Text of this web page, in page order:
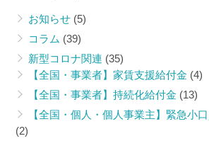
国・事
業者】
持続化
給付金
９）
「よく
ある不
お知らせ (5)
コラム (39)
新型コロナ関連 (35)
【全国・事業者】家賃支援給付金 (4)
【全国・事業者】持続化給付金 (13)
【全国・個人・個人事業主】緊急小
(2)